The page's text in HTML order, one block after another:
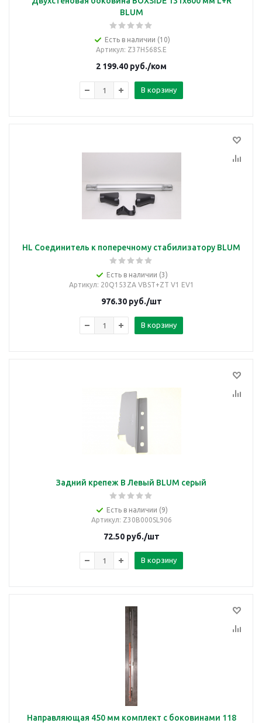
BLUM
Есть в наличии (10)
Артикул: Z37H568S.E
2 199.40 руб./ком
В корзину
HL Соединитель к поперечному стабилизатору BLUM
Есть в наличии (3)
Артикул: 20Q153ZA VBST+ZT V1 EV1
976.30руб./шт
В корзину
Задний крепеж B Левый BLUM серый
Есть в наличии (9)
Артикул: Z30B000SL906
72.50руб./шт
В корзину
Направляющая 450 мм комплект с боковинами 118